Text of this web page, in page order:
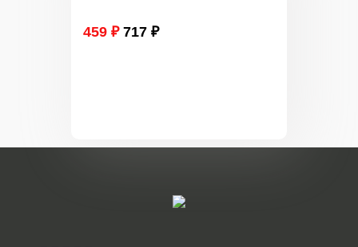
459 ₽ 717 ₽